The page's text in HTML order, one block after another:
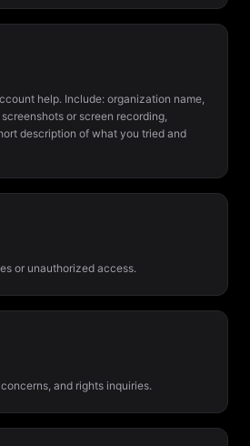
help. Include: organization name,
or screen recording,
description of what you tried and
or unauthorized access.
and rights inquiries.